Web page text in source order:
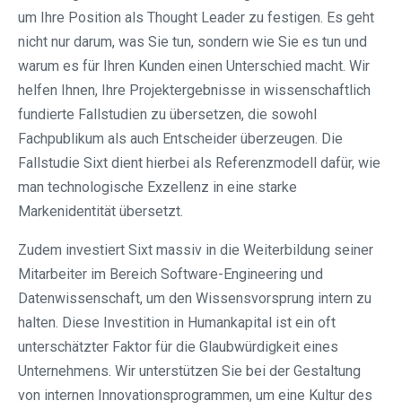
um Ihre Position als Thought Leader zu festigen. Es geht
nicht nur darum, was Sie tun, sondern wie Sie es tun und
warum es für Ihren Kunden einen Unterschied macht. Wir
helfen Ihnen, Ihre Projektergebnisse in wissenschaftlich
fundierte Fallstudien zu übersetzen, die sowohl
Fachpublikum als auch Entscheider überzeugen. Die
Fallstudie Sixt dient hierbei als Referenzmodell dafür, wie
man technologische Exzellenz in eine starke
Markenidentität übersetzt.
Zudem investiert Sixt massiv in die Weiterbildung seiner
Mitarbeiter im Bereich Software-Engineering und
Datenwissenschaft, um den Wissensvorsprung intern zu
halten. Diese Investition in Humankapital ist ein oft
unterschätzter Faktor für die Glaubwürdigkeit eines
Unternehmens. Wir unterstützen Sie bei der Gestaltung
von internen Innovationsprogrammen, um eine Kultur des